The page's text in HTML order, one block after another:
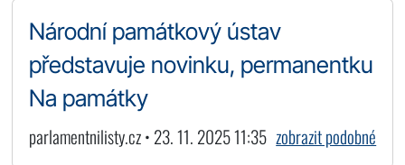
Národní památkový ústav
představuje novinku, permanentku
Na památky
parlamentnilisty.cz • 23. 11. 2025 11:35 zobrazit podobné